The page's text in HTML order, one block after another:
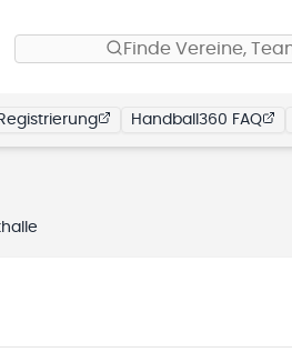
Finde Vereine,
Handball360 FAQ